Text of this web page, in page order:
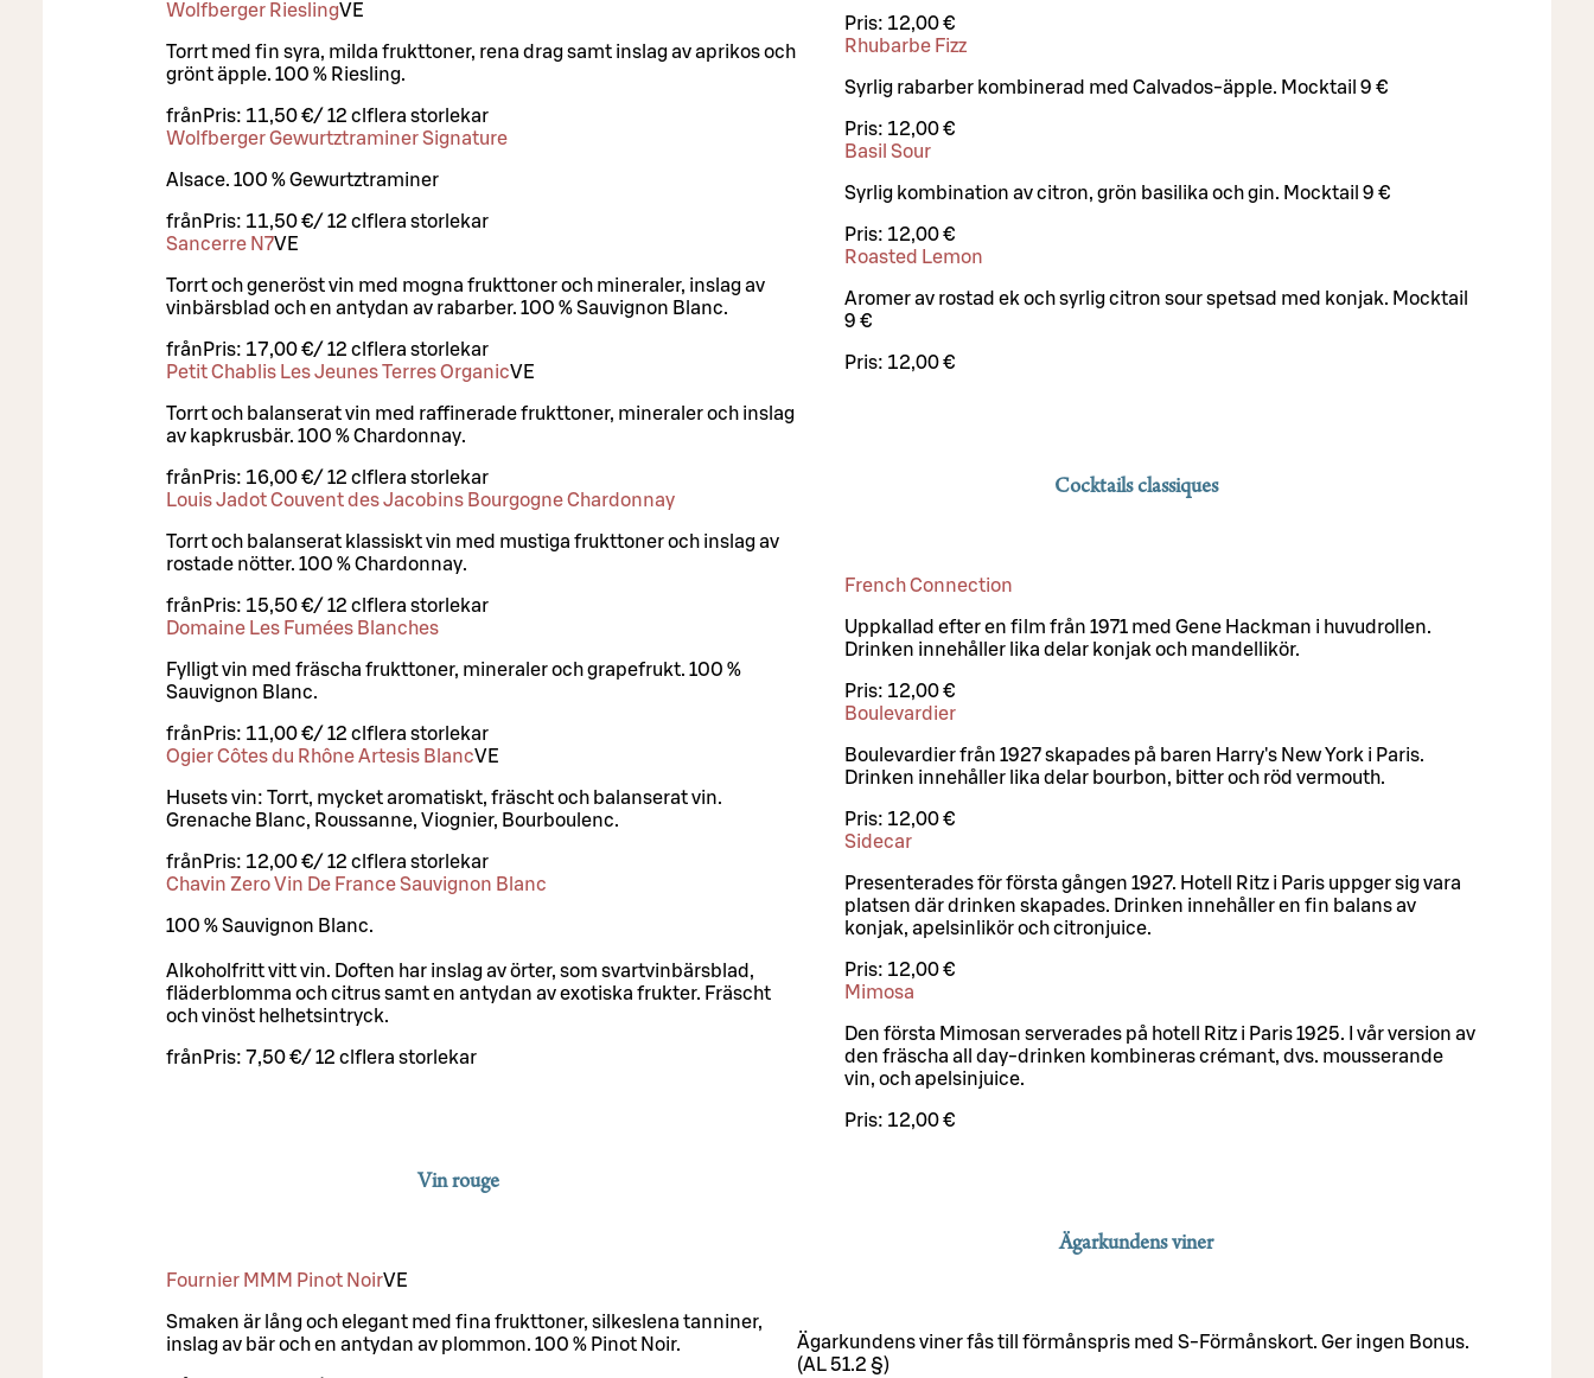
Wolfberger RieslingVE
Torrt med fin syra, milda frukttoner, rena drag samt inslag av aprikos och
grönt äpple. 100 % Riesling.
från Pris: 11,50 €/ 12 cl flera storlekar
Wolfberger Gewurtztraminer Signature
Alsace. 100 % Gewurtztraminer
från Pris: 11,50 €/ 12 cl flera storlekar
Sancerre N7VE
Torrt och generöst vin med mogna frukttoner och mineraler, inslag av
vinbärsblad och en antydan av rabarber. 100 % Sauvignon Blanc.
från Pris: 17,00 €/ 12 cl flera storlekar
Petit Chablis Les Jeunes Terres OrganicVE
Torrt och balanserat vin med raffinerade frukttoner, mineraler och inslag
av kapkrusbär. 100 % Chardonnay.
från Pris: 16,00 €/ 12 cl flera storlekar
Louis Jadot Couvent des Jacobins Bourgogne Chardonnay
Torrt och balanserat klassiskt vin med mustiga frukttoner och inslag av
rostade nötter. 100 % Chardonnay.
från Pris: 15,50 €/ 12 cl flera storlekar
Domaine Les Fumées Blanches
Fylligt vin med fräscha frukttoner, mineraler och grapefrukt. 100 %
Sauvignon Blanc.
från Pris: 11,00 €/ 12 cl flera storlekar
Ogier Côtes du Rhône Artesis BlancVE
Husets vin: Torrt, mycket aromatiskt, fräscht och balanserat vin.
Grenache Blanc, Roussanne, Viognier, Bourboulenc.
från Pris: 12,00 €/ 12 cl flera storlekar
Chavin Zero Vin De France Sauvignon Blanc
100 % Sauvignon Blanc.
Alkoholfritt vitt vin. Doften har inslag av örter, som svartvinbärsblad,
fläderblomma och citrus samt en antydan av exotiska frukter. Fräscht
och vinöst helhetsintryck.
från Pris: 7,50 €/ 12 cl flera storlekar
Vin rouge
Fournier MMM Pinot NoirVE
Smaken är lång och elegant med fina frukttoner, silkeslena tanniner,
inslag av bär och en antydan av plommon. 100 % Pinot Noir.
Pris: 12,00 €
Rhubarbe Fizz
Syrlig rabarber kombinerad med Calvados-äpple. Mocktail 9 €
Pris: 12,00 €
Basil Sour
Syrlig kombination av citron, grön basilika och gin. Mocktail 9 €
Pris: 12,00 €
Roasted Lemon
Aromer av rostad ek och syrlig citron sour spetsad med konjak. Mocktail
9 €
Pris: 12,00 €
Cocktails classiques
French Connection
Uppkallad efter en film från 1971 med Gene Hackman i huvudrollen.
Drinken innehåller lika delar konjak och mandellikör.
Pris: 12,00 €
Boulevardier
Boulevardier från 1927 skapades på baren Harry's New York i Paris.
Drinken innehåller lika delar bourbon, bitter och röd vermouth.
Pris: 12,00 €
Sidecar
Presenterades för första gången 1927. Hotell Ritz i Paris uppger sig vara
platsen där drinken skapades. Drinken innehåller en fin balans av
konjak, apelsinlikör och citronjuice.
Pris: 12,00 €
Mimosa
Den första Mimosan serverades på hotell Ritz i Paris 1925. I vår version av
den fräscha all day-drinken kombineras crémant, dvs. mousserande
vin, och apelsinjuice.
Pris: 12,00 €
Ägarkundens viner
Ägarkundens viner fås till förmånspris med S-Förmånskort. Ger ingen Bonus.
(AL 51.2 §)